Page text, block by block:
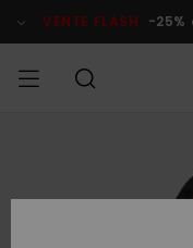
l'information
le
VENTE FLASH -